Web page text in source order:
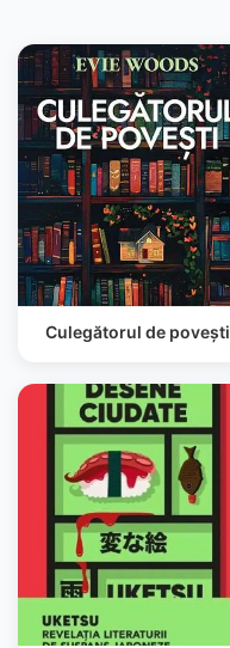
Culegătorul de povești